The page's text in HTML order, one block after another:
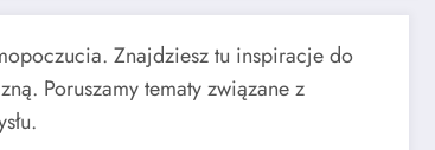
Znajdziesz tu inspiracje do
Poruszamy tematy związane z